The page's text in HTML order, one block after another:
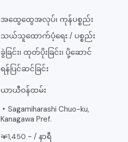
အထွေထွေအလုပ်၊ ကုန်ပစ္စည်း
သယ်သူထောက်ပံ့ရေး / ပစ္စည်း
ခွဲခြင်း၊ ထုတ်ပိုးခြင်း၊ ပို့ဆောင်
ရန်ပြင်ဆင်ခြင်း
ယာယီဝန်ထမ်း
・Sagamiharashi Chuo-ku,
Kanagawa Pref.
￥1,450 ~ / နာရီ